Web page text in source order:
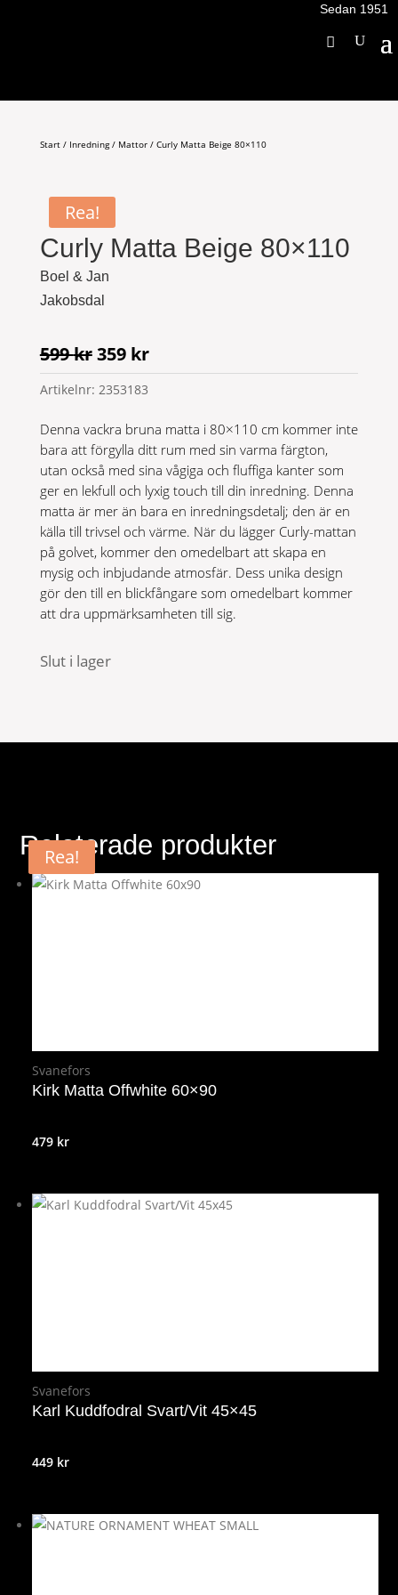
Sedan 1951
Start/ Inredning/ Mattor/ Curly Matta Beige 80×110
Rea!
Curly Matta Beige 80×110
Boel & Jan
Jakobsdal
599krDet
ursprungliga
priset
599 kr.
359 krDet
nuvarande
359 kr.
Artikelnr: 2353183
Denna vackra bruna matta i 80×110 cm kommer inte
bara att förgylla ditt rum med sin varma färgton,
utan också med sina vågiga och fluffiga kanter som
ger en lekfull och lyxig touch till din inredning. Denna
matta är mer än bara en inredningsdetalj; den är en
källa till trivsel och värme. När du lägger Curly-mattan
på golvet, kommer den omedelbart att skapa en
mysig och inbjudande atmosfär. Dess unika design
gör den till en blickfångare som omedelbart kommer
att dra uppmärksamheten till sig.
Slut i lager
Relaterade produkter
Svanefors
Kirk Matta Offwhite 60×90
479 kr
Svanefors
Karl Kuddfodral Svart/Vit 45×45
449 kr
Rea!
Rea!